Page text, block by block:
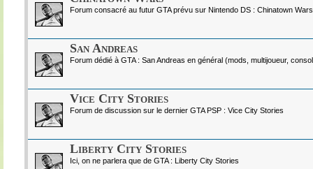
Forum consacré au futur GTA prévu sur Nintendo DS : Chinatown Wars
San Andreas
Forum dédié à GTA : San Andreas en général (mods, multijoueur,
Vice City Stories
Forum de discussion sur le dernier GTA PSP : Vice City Stories
Liberty City Stories
Ici, on ne parlera que de GTA : Liberty City Stories